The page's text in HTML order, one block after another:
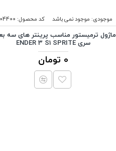
موجودی: موجود نمی باشد کد محصول:
ماژول ترمیستور مناسب پرینتر های سه
سری ENDER 3 S1 SPRITE
0 تومان